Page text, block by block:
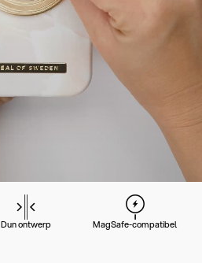
Dun ontwerp MagSafe-compatibel